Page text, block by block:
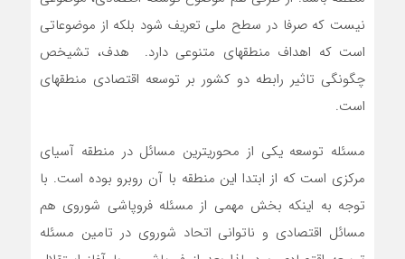
نیست که صرفا در سطح ملی تعریف شود بلکه از موضوعاتی
است که اهداف منطقه­ای متنوعی دارد. هدف، تشیخص
چگونگی تاثیر رابطه دو کشور بر توسعه اقتصادی منطقه­­ای
است.
مسئله توسعه یکی از محوری­ترین مسائل در منطقه آسیای
مرکزی است که از ابتدا این منطقه با آن روبرو بوده است. با
توجه به اینکه بخش مهمی از مسئله فروپاشی شوروی هم
مسائل اقتصادی و ناتوانی اتحاد شوروی در تامین مسئله